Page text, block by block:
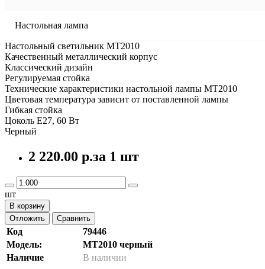
Настольная лампа
Настольный светильник МТ2010
Качественный металлический корпус
Классический дизайн
Регулируемая стойка
Технические характеристики настольной лампы МТ2010
Цветовая температура зависит от поставленной лампы
Гибкая стойка
Цоколь Е27, 60 Вт
Черный
2 220.00 р.за 1 шт
шт
В корзину
Отложить
Сравнить
Код
79446
Модель:
MT2010 черный
Наличие
В наличии